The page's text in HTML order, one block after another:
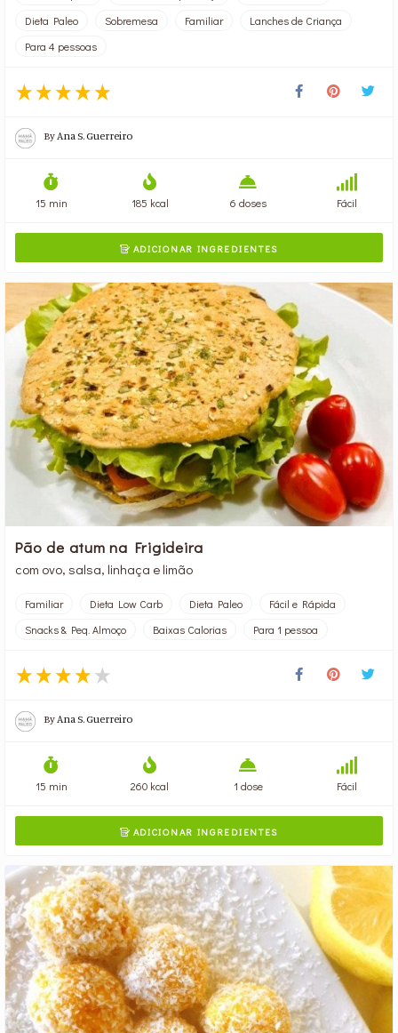
Dieta Paleo
Sobremesa Familiar
Lanches de Criança
Para 4 pessoas
By Ana S. Guerreiro
15 min 185 kcal 6 doses Fácil
ADICIONAR INGREDIENTES
Pão de atum na Frigideira
com ovo, salsa, linhaça e limão
Familiar Dieta Low Carb Dieta Paleo
Fácil e Rápida
Snacks & Peq. Almoço
Baixas Calorias Para 1 pessoa
By Ana S. Guerreiro
15 min 260 kcal 1 dose Fácil
ADICIONAR INGREDIENTES